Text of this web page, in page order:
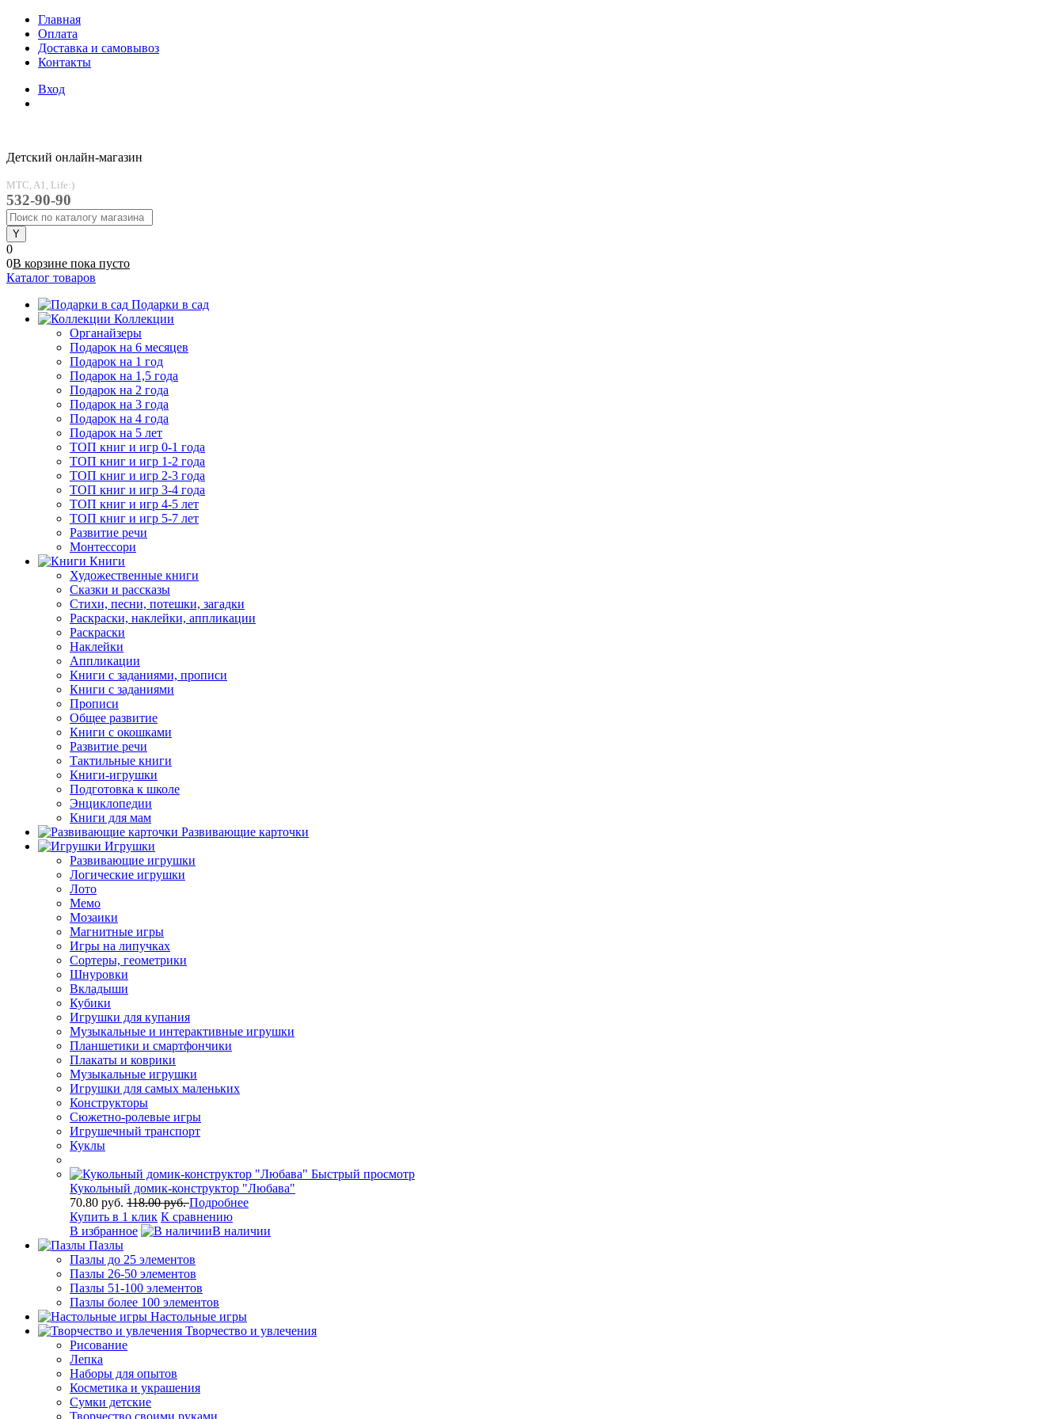
Главная
Оплата
Доставка и самовывоз
Контакты
Вход
Детский онлайн-магазин
MTC, A1, Life:)
532-90-90
0
0В корзине пока пусто
Каталог товаров
Подарки в сад
Коллекции
Органайзеры
Подарок на 6 месяцев
Подарок на 1 год
Подарок на 1,5 года
Подарок на 2 года
Подарок на 3 года
Подарок на 4 года
Подарок на 5 лет
ТОП книг и игр 0-1 года
ТОП книг и игр 1-2 года
ТОП книг и игр 2-3 года
ТОП книг и игр 3-4 года
ТОП книг и игр 4-5 лет
ТОП книг и игр 5-7 лет
Развитие речи
Монтессори
Книги
Художественные книги
Сказки и рассказы
Стихи, песни, потешки, загадки
Раскраски, наклейки, аппликации
Раскраски
Наклейки
Аппликации
Книги с заданиями, прописи
Книги с заданиями
Прописи
Общее развитие
Книги с окошками
Развитие речи
Тактильные книги
Книги-игрушки
Подготовка к школе
Энциклопедии
Книги для мам
Развивающие карточки
Игрушки
Развивающие игрушки
Логические игрушки
Лото
Мемо
Мозаики
Магнитные игры
Игры на липучках
Сортеры, геометрики
Шнуровки
Вкладыши
Кубики
Игрушки для купания
Музыкальные и интерактивные игрушки
Планшетики и смартфончики
Плакаты и коврики
Музыкальные игрушки
Игрушки для самых маленьких
Конструкторы
Сюжетно-ролевые игры
Игрушечный транспорт
Куклы
Быстрый просмотр
Кукольный домик-конструктор "Любава"
70.80 руб. 118.00 руб.Подробнее
Купить в 1 клик К сравнению
В избранное
В наличии
Пазлы
Пазлы до 25 элементов
Пазлы 26-50 элементов
Пазлы 51-100 элементов
Пазлы более 100 элементов
Настольные игры
Творчество и увлечения
Рисование
Лепка
Наборы для опытов
Косметика и украшения
Сумки детские
Творчество своими руками